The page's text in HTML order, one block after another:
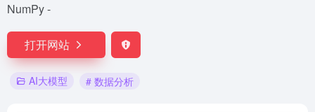
NumPy -
打开网站
AI大模型 # 数据分析